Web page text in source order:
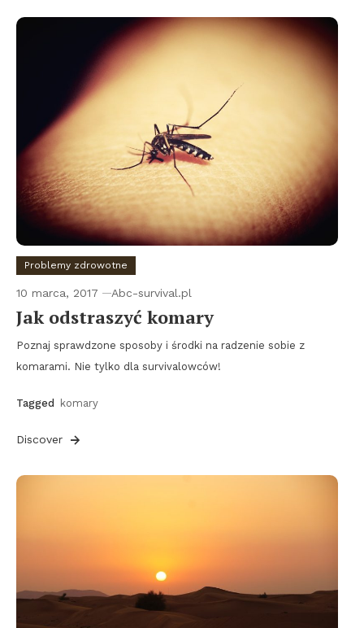
Problemy zdrowotne
10 marca, 2017 Abc-survival.pl
Jak odstraszyć komary
Poznaj sprawdzone sposoby i środki na radzenie sobie z
komarami. Nie tylko dla survivalowców!
Tagged komary
Discover